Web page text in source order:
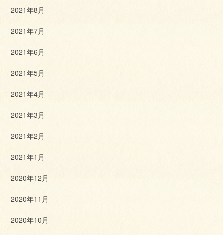
2021年8月
2021年7月
2021年6月
2021年5月
2021年4月
2021年3月
2021年2月
2021年1月
2020年12月
2020年11月
2020年10月